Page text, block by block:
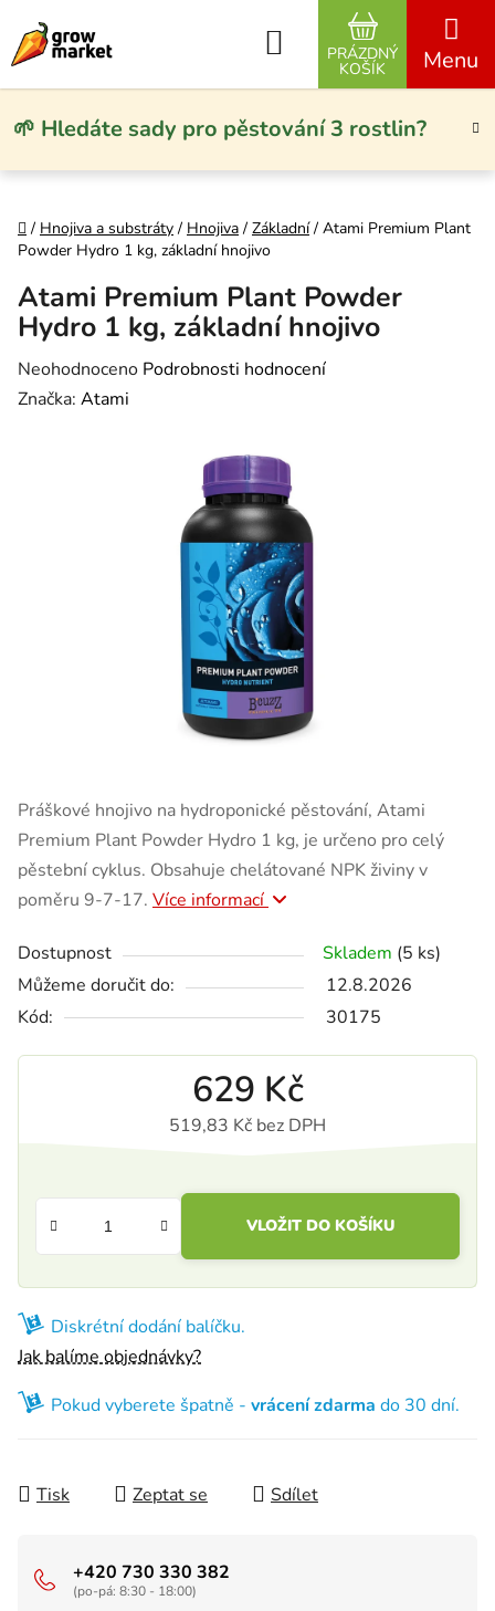
🌱 Hledáte sady pro pěstování 3 rostlin?
Hledat
NÁKUPNÍ
PRÁZDNÝ
KOŠÍK
Domů
/ Hnojiva a substráty / Hnojiva / Základní / Atami Premium Plant
Powder Hydro 1 kg, základní hnojivo
Práškové hnojivo na hydroponické pěstování, Atami
Premium Plant Powder Hydro 1 kg, je určeno pro celý
pěstební cyklus. Obsahuje chelátované NPK živiny v
poměru 9-7-17. Více informací
Dostupnost Skladem (5 ks)
Můžeme doručit do:
12.8.2026
Kód:
30175
629 Kč
519,83 Kč bez DPH
VLOŽIT DO KOŠÍKU
Diskrétní dodání balíčku.
Jak balíme objednávky?
Pokud vyberete špatně - vrácení zdarma do 30 dní.
Tisk Zeptat se Sdílet
+420 730 330 382
(po-pá: 8:30 - 18:00)
Atami Premium Plant Powder
Hydro 1 kg, základní hnojivo
Průměrné hodnocení produktu je 0,0 z 5 hvězdiček.
Neohodnoceno Podrobnosti hodnocení
Značka: Atami